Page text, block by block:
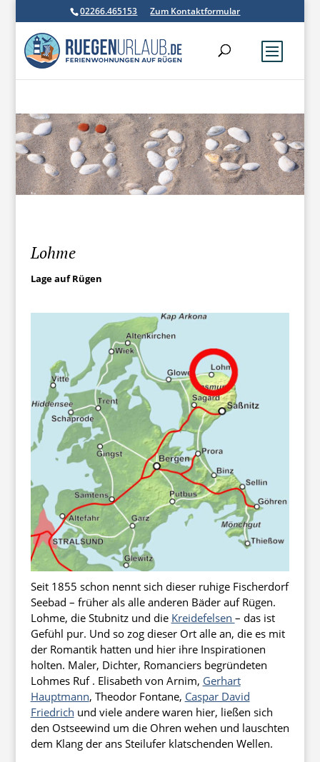
02266.465153 Zum Kontaktformular
Lohme
Lage auf Rügen
Seit 1855 schon nennt sich dieser ruhige Fischerdorf
Seebad – früher als alle anderen Bäder auf Rügen.
Lohme, die Stubnitz und die Kreidefelsen – das ist
Gefühl pur. Und so zog dieser Ort alle an, die es mit
der Romantik hatten und hier ihre Inspirationen
holten. Maler, Dichter, Romanciers begründeten
Lohmes Ruf . Elisabeth von Arnim, Gerhart
Hauptmann, Theodor Fontane, Caspar David
Friedrich und viele andere waren hier, ließen sich
den Ostseewind um die Ohren wehen und lauschten
dem Klang der ans Steilufer klatschenden Wellen.